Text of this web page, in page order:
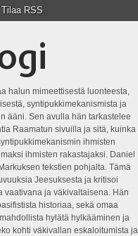
Tilaa RSS
halun mimeettisestä luonteesta,
syntipukkimekanismista ja
ääni. Sen avulla hän tarkastelee
Raamatun sivuilla ja sitä, kuinka
ihmisten
ihmisten rakastajaksi. Daniel
tekstien pohjalta. Tämä
Jeesuksesta ja kritisoi
ja väkivaltaisena. Hän
historiaa, sekä omaa
hylätä hylkääminen ja
kohti väkivallan eskaloitumista ja